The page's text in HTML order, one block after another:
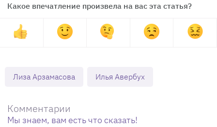
Какое впечатление произвела на вас эта статья?
Лиза Арзамасова Илья Авербух
Комментарии
Мы знаем, вам есть что сказать!